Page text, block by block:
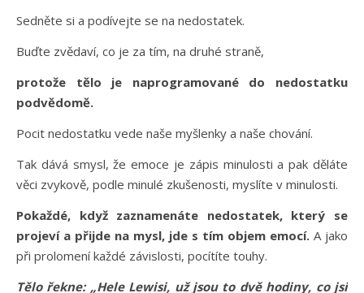
Sedněte si a podívejte se na nedostatek.
Buďte zvědaví, co je za tím, na druhé straně,
protože tělo je naprogramované do nedostatku
podvědomě.
Pocit nedostatku vede naše myšlenky a naše chování.
Tak dává smysl, že emoce je zápis minulosti a pak děláte
věci zvykově, podle minulé zkušenosti, myslíte v minulosti.
Pokaždé, když zaznamenáte nedostatek, který se
projeví a přijde na mysl, jde s tím objem emocí. A jako
při prolomení každé závislosti, pocítíte touhy.
Tělo řekne: „Hele Lewisi, už jsou to dvě hodiny, co jsi